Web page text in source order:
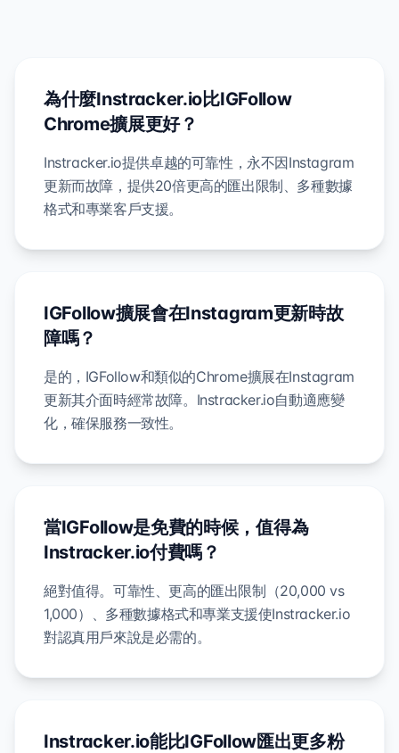
為什麼Instracker.io比IGFollow
Chrome擴展更好？
Instracker.io提供卓越的可靠性，永不因Instagram
更新而故障，提供20倍更高的匯出限制、多種數據
格式和專業客戶支援。
IGFollow擴展會在Instagram更新時故
障嗎？
是的，IGFollow和類似的Chrome擴展在Instagram
更新其介面時經常故障。Instracker.io自動適應變
化，確保服務一致性。
當IGFollow是免費的時候，值得為
Instracker.io付費嗎？
絕對值得。可靠性、更高的匯出限制（20,000 vs
1,000）、多種數據格式和專業支援使Instracker.io
對認真用戶來說是必需的。
Instracker.io能比IGFollow匯出更多粉